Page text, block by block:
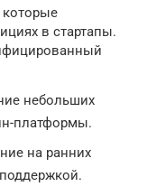
в стартапы.
небольших
платформы.
на ранних